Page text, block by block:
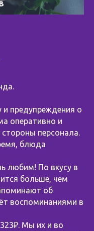
предупреждения о
оперативно и
персонала.
блюда
любим! По вкусу в
больше, чем
об
воспоминаниями в
Мы их и во